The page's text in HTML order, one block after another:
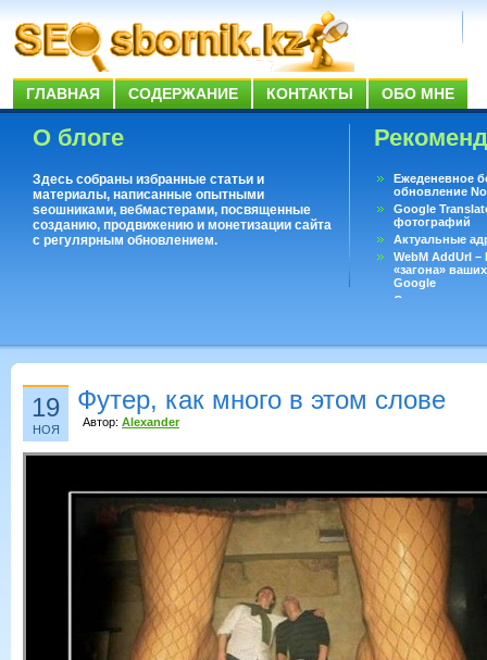
ГЛАВНАЯ СОДЕРЖАНИЕ КОНТАКТЫ ОБО МНЕ
О блоге
Здесь собраны избранные статьи и
материалы, написанные опытными
seoшниками, вебмастерами, посвященные
созданию, продвижению и монетизации сайта
с регулярным обновлением.
Ежеденевное
обновление
Google
фотографий
Актуальные
WebM AddUrl
«загона»
Google
Существует
19
НОЯ
Футер, как много в этом слове
Автор: Alexander